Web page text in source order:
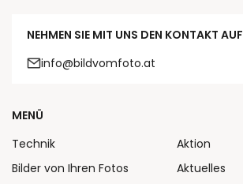
NEHMEN SIE MIT UNS DEN KONTAKT AUF
info@bildvomfoto.at
MENÜ
Technik
Bilder von Ihren Fotos
Aktion
Aktuelles